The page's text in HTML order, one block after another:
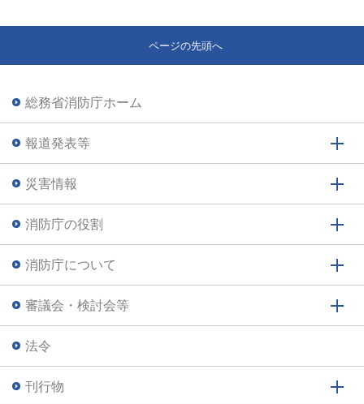
ページの先頭へ
総務省消防庁ホーム
報道発表等
災害情報
消防庁の役割
消防庁について
審議会・検討会等
法令
刊行物